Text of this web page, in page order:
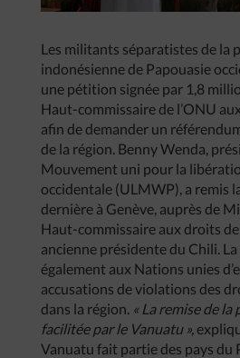
Les militants séparatistes de la
indonésienne de Papouasie
une pétition signée par 1,8
Haut-commissaire de l’ONU
afin de demander un
de la région. Benny Wenda,
Mouvement uni pour la
occidentale (ULMWP), a remis
dernière à Genève, auprès de
Haut-commissaire aux droits de
ancienne présidente du Chili.
également aux Nations unies
accusations de violations des
dans la région. « La remise de
facilitée par le Vanuatu »,
Vanuatu fait partie des pays du